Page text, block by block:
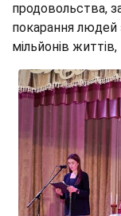
продовольства,
покарання
мільйонів життів,